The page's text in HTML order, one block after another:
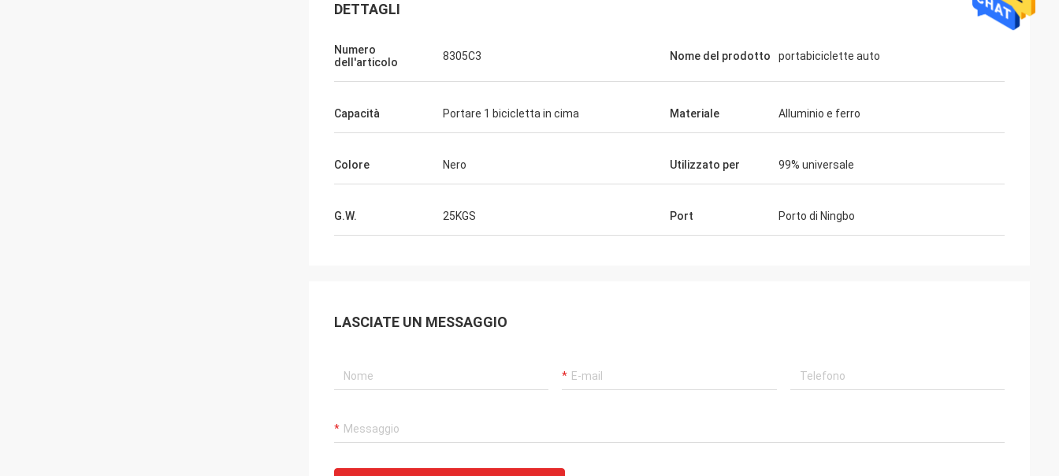
DETTAGLI
Numero
dell'articolo
8305C3 Nome del prodotto portabiciclette auto
Capacità Portare 1 bicicletta in cima Materiale Alluminio e ferro
Colore Nero Utilizzato per 99% universale
G.W. 25KGS Port Porto di Ningbo
LASCIATE UN MESSAGGIO